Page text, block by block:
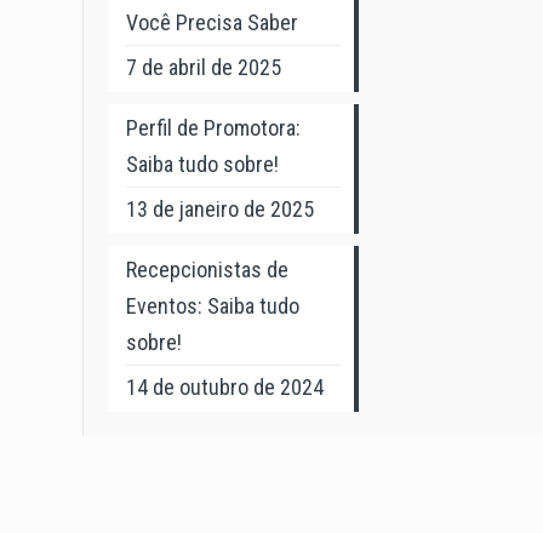
Você Precisa Saber
7 de abril de 2025
Perfil de Promotora:
Saiba tudo sobre!
13 de janeiro de 2025
Recepcionistas de
Eventos: Saiba tudo
sobre!
14 de outubro de 2024